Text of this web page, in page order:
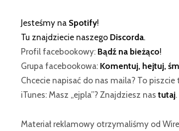
Jesteśmy na Spotify!
Tu znajdziecie naszego Discorda.
Profil facebookowy: Bądź na bieżąco!
Grupa facebookowa: Komentuj, hejtuj,
Chcecie napisać do nas maila? To piszcie
iTunes: Masz „ejpla”? Znajdziesz nastutaj.
Materiał reklamowy otrzymaliśmy od